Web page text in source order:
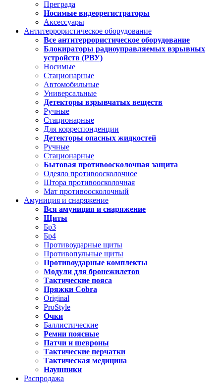
Преграда
Носимые видеорегистраторы
Аксессуары
Антитеррористическое оборудование
Все антитеррористическое оборудование
Блокираторы радиоуправляемых взрывных
устройств (РВУ)
Носимые
Стационарные
Автомобильные
Универсальные
Детекторы взрывчатых веществ
Ручные
Стационарные
Для корреспонденции
Детекторы опасных жидкостей
Ручные
Стационарные
Бытовая противоосколочная защита
Одеяло противоосколочное
Штора противоосколочная
Мат противоосколочный
Амуниция и снаряжение
Вся амуниция и снаряжение
Щиты
Бр3
Бр4
Противоударные щиты
Противопульные щиты
Противоударные комплекты
Модули для бронежилетов
Тактические пояса
Пряжки Cobra
Original
ProStyle
Очки
Баллистические
Ремни поясные
Патчи и шевроны
Тактические перчатки
Тактическая медицина
Наушники
Распродажа